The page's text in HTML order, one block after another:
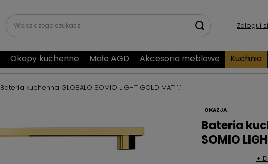
Zaloguj
Okapy kuchenne Małe AGD Akcesoria meblowe Kuchnia
Bateria kuchenna GLOBALO SOMIO LIGHT GOLD MAT 1.1
OKAZJA
Bateria
SOMIO
+